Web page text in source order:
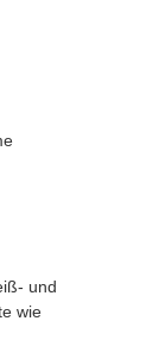
und
wie